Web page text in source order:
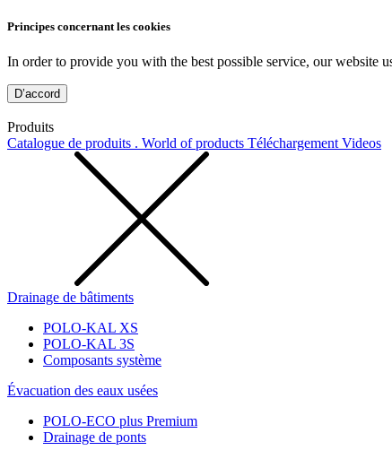
Principes concernant les cookies
In order to provide you with the best possible service, our website
D’accord
Produits
Catalogue de produits . World of products Téléchargement Videos
Drainage de bâtiments
POLO-KAL XS
POLO-KAL 3S
Composants système
Évacuation des eaux usées
POLO-ECO plus Premium
Drainage de ponts